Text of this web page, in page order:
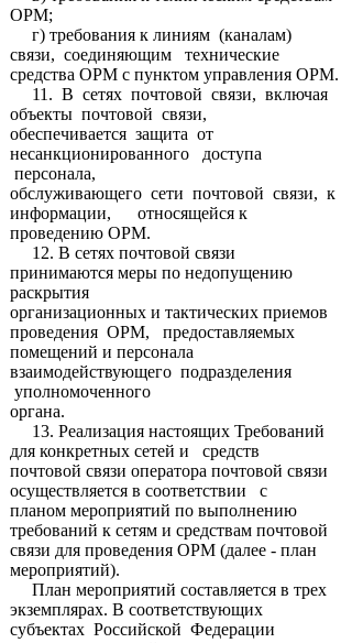
ОРМ;
г) требования к линиям (каналам)
связи, соединяющим технические
средства ОРМ с пунктом управления ОРМ.
11. В сетях почтовой связи, включая
объекты почтовой связи,
обеспечивается защита от
несанкционированного доступа
персонала,
обслуживающего сети почтовой связи, к
информации, относящейся к
проведению ОРМ.
12. В сетях почтовой связи
принимаются меры по недопущению
раскрытия
организационных и тактических приемов
проведения ОРМ, предоставляемых
помещений и персонала
взаимодействующего подразделения
уполномоченного
органа.
13. Реализация настоящих Требований
для конкретных сетей и средств
почтовой связи оператора почтовой связи
осуществляется в соответствии с
планом мероприятий по выполнению
требований к сетям и средствам почтовой
связи для проведения ОРМ (далее - план
мероприятий).
План мероприятий составляется в трех
экземплярах. В соответствующих
субъектах Российской Федерации